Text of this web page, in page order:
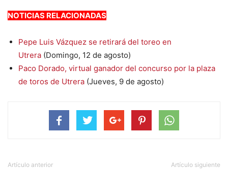
NOTICIAS RELACIONADAS
Pepe Luis Vázquez se retirará del toreo en
Utrera (Domingo, 12 de agosto)
Paco Dorado, virtual ganador del concurso por la plaza
de toros de Utrera (Jueves, 9 de agosto)
Artículo anterior Artículo siguiente